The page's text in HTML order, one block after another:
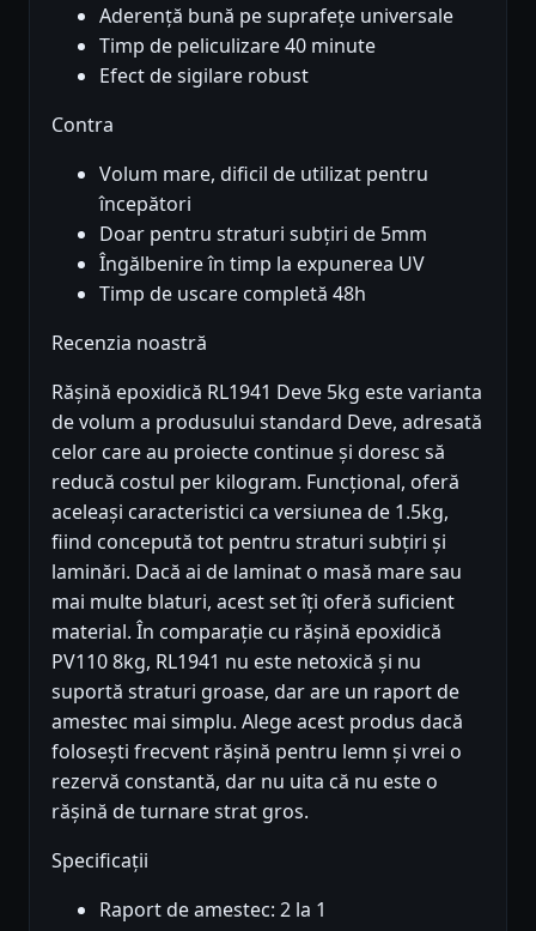
Aderență bună pe suprafețe universale
Timp de peliculizare 40 minute
Efect de sigilare robust
Contra
Volum mare, dificil de utilizat pentru
începători
Doar pentru straturi subțiri de 5mm
Îngălbenire în timp la expunerea UV
Timp de uscare completă 48h
Recenzia noastră
Rășină epoxidică RL1941 Deve 5kg este varianta
de volum a produsului standard Deve, adresată
celor care au proiecte continue și doresc să
reducă costul per kilogram. Funcțional, oferă
aceleași caracteristici ca versiunea de 1.5kg,
fiind concepută tot pentru straturi subțiri și
laminări. Dacă ai de laminat o masă mare sau
mai multe blaturi, acest set îți oferă suficient
material. În comparație cu rășină epoxidică
PV110 8kg, RL1941 nu este netoxică și nu
suportă straturi groase, dar are un raport de
amestec mai simplu. Alege acest produs dacă
folosești frecvent rășină pentru lemn și vrei o
rezervă constantă, dar nu uita că nu este o
rășină de turnare strat gros.
Specificații
Raport de amestec: 2 la 1